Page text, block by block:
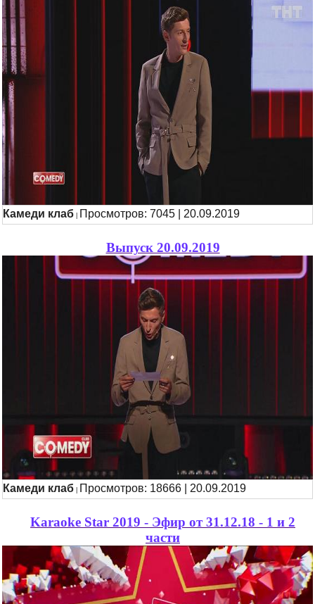
Камеди клаб Просмотров: 7045 | 20.09.2019
Выпуск 20.09.2019
Камеди клаб Просмотров: 18666 | 20.09.2019
Karaoke Star 2019 - Эфир от 31.12.18 - 1 и 2
части